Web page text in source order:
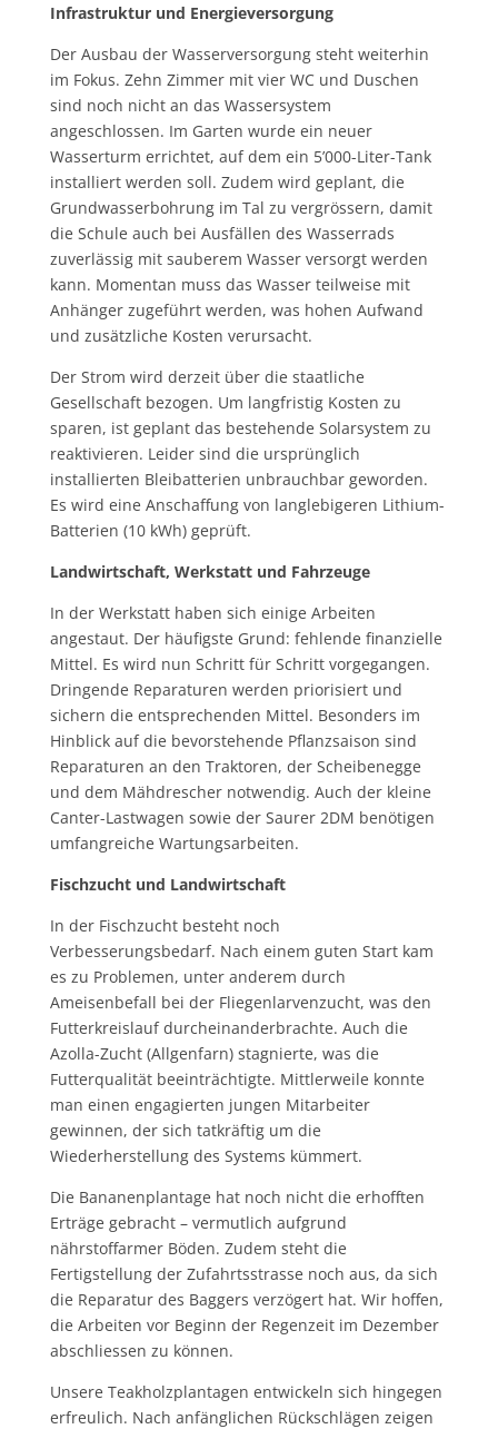
Infrastruktur und Energieversorgung
Der Ausbau der Wasserversorgung steht weiterhin
im Fokus. Zehn Zimmer mit vier WC und Duschen
sind noch nicht an das Wassersystem
angeschlossen. Im Garten wurde ein neuer
Wasserturm errichtet, auf dem ein 5’000-Liter-Tank
installiert werden soll. Zudem wird geplant, die
Grundwasserbohrung im Tal zu vergrössern, damit
die Schule auch bei Ausfällen des Wasserrads
zuverlässig mit sauberem Wasser versorgt werden
kann. Momentan muss das Wasser teilweise mit
Anhänger zugeführt werden, was hohen Aufwand
und zusätzliche Kosten verursacht.
Der Strom wird derzeit über die staatliche
Gesellschaft bezogen. Um langfristig Kosten zu
sparen, ist geplant das bestehende Solarsystem zu
reaktivieren. Leider sind die ursprünglich
installierten Bleibatterien unbrauchbar geworden.
Es wird eine Anschaffung von langlebigeren Lithium-
Batterien (10 kWh) geprüft.
Landwirtschaft, Werkstatt und Fahrzeuge
In der Werkstatt haben sich einige Arbeiten
angestaut. Der häufigste Grund: fehlende finanzielle
Mittel. Es wird nun Schritt für Schritt vorgegangen.
Dringende Reparaturen werden priorisiert und
sichern die entsprechenden Mittel. Besonders im
Hinblick auf die bevorstehende Pflanzsaison sind
Reparaturen an den Traktoren, der Scheibenegge
und dem Mähdrescher notwendig. Auch der kleine
Canter-Lastwagen sowie der Saurer 2DM benötigen
umfangreiche Wartungsarbeiten.
Fischzucht und Landwirtschaft
In der Fischzucht besteht noch
Verbesserungsbedarf. Nach einem guten Start kam
es zu Problemen, unter anderem durch
Ameisenbefall bei der Fliegenlarvenzucht, was den
Futterkreislauf durcheinanderbrachte. Auch die
Azolla-Zucht (Allgenfarn) stagnierte, was die
Futterqualität beeinträchtigte. Mittlerweile konnte
man einen engagierten jungen Mitarbeiter
gewinnen, der sich tatkräftig um die
Wiederherstellung des Systems kümmert.
Die Bananenplantage hat noch nicht die erhofften
Erträge gebracht – vermutlich aufgrund
nährstoffarmer Böden. Zudem steht die
Fertigstellung der Zufahrtsstrasse noch aus, da sich
die Reparatur des Baggers verzögert hat. Wir hoffen,
die Arbeiten vor Beginn der Regenzeit im Dezember
abschliessen zu können.
Unsere Teakholzplantagen entwickeln sich hingegen
erfreulich. Nach anfänglichen Rückschlägen zeigen